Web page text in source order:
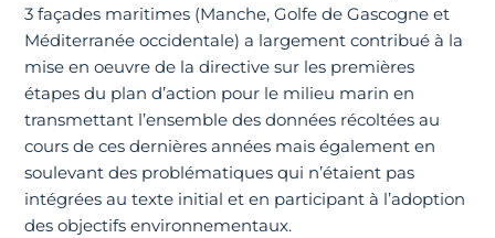
3 façades maritimes (Manche, Golfe de Gascogne et
Méditerranée occidentale) a largement contribué à la
mise en oeuvre de la directive sur les premières
étapes du plan d’action pour le milieu marin en
transmettant l’ensemble des données récoltées au
cours de ces dernières années mais également en
soulevant des problématiques qui n’étaient pas
intégrées au texte initial et en participant à l’adoption
des objectifs environnementaux.